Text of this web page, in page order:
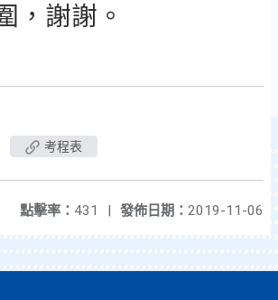
，謝謝。
考程表
發佈日期： 2019-11-06
點擊率： 431 |